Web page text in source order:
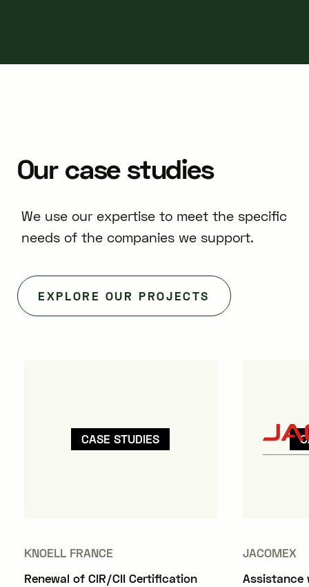
Our case studies
We use our expertise to meet the specific
needs of the companies we support.
EXPLORE OUR PROJECTS
CASE STUDIES
KNOELL FRANCE
Renewal of CIR/CII Certification
JACOMEX
Assistance